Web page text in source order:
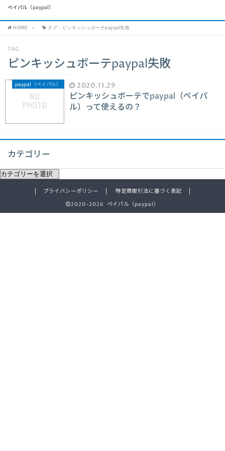
ペイパル（paypal）
HOME タグ : ピンキッシュボーテpaypal失敗
TAG
ピンキッシュボーテpaypal失敗
paypal（ペイパル） 2020.11.29
ピンキッシュボーテでpaypal（ペイパ
ル）って使えるの？
カテゴリー
プライバシーポリシー
特定商取引法に基づく表記
2020–2026 ペイパル（paypal）